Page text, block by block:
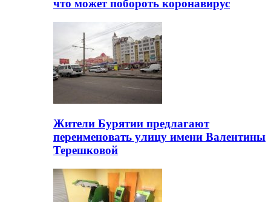
что может побороть коронавирус
Жители Бурятии предлагают
переименовать улицу имени Валентины
Терешковой